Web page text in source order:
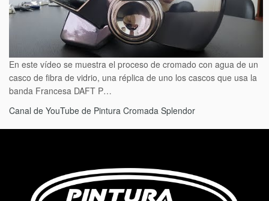
En este vídeo se muestra el proceso de cromado con agua de un
casco de fibra de vidrio, una réplica de uno los cascos que usa la
banda Francesa DAFT P…
Canal de YouTube de Pintura Cromada Splendor